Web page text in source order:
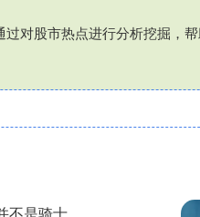
对股市热点进行分析挖掘，